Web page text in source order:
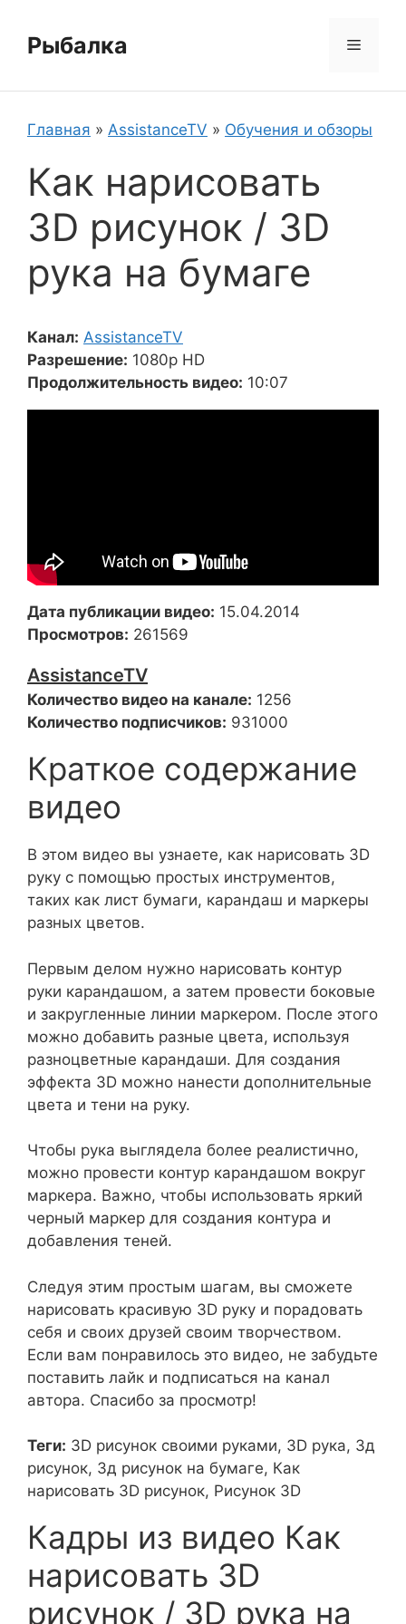
содержимому
Рыбалка Меню
Главная » AssistanceTV » Обучения и обзоры
Как нарисовать
3D рисунок / 3D
рука на бумаге
Канал: AssistanceTV
Разрешение: 1080p HD
Продолжительность видео: 10:07
Дата публикации видео: 15.04.2014
Просмотров: 261569
AssistanceTV
Количество видео на канале: 1256
Количество подписчиков: 931000
Краткое содержание
видео
В этом видео вы узнаете, как нарисовать 3D
руку с помощью простых инструментов,
таких как лист бумаги, карандаш и маркеры
разных цветов.
Первым делом нужно нарисовать контур
руки карандашом, а затем провести боковые
и закругленные линии маркером. После этого
можно добавить разные цвета, используя
разноцветные карандаши. Для создания
эффекта 3D можно нанести дополнительные
цвета и тени на руку.
Чтобы рука выглядела более реалистично,
можно провести контур карандашом вокруг
маркера. Важно, чтобы использовать яркий
черный маркер для создания контура и
добавления теней.
Следуя этим простым шагам, вы сможете
нарисовать красивую 3D руку и порадовать
себя и своих друзей своим творчеством.
Если вам понравилось это видео, не забудьте
поставить лайк и подписаться на канал
автора. Спасибо за просмотр!
Теги: 3D рисунок своими руками, 3D рука, 3д
рисунок, 3д рисунок на бумаге, Как
нарисовать 3D рисунок, Рисунок 3D
Кадры из видео Как
нарисовать 3D
рисунок / 3D рука на